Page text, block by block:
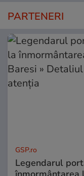
PARTENERI
GSP.ro
Legendarul